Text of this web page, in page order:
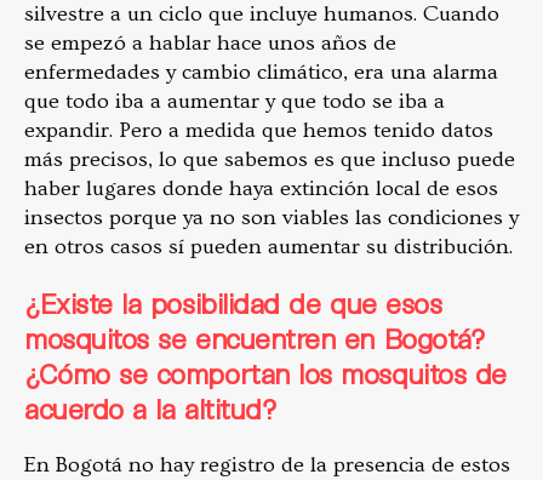
silvestre a un ciclo que incluye humanos. Cuando
se empezó a hablar hace unos años de
enfermedades y cambio climático, era una alarma
que todo iba a aumentar y que todo se iba a
expandir. Pero a medida que hemos tenido datos
más precisos, lo que sabemos es que incluso puede
haber lugares donde haya extinción local de esos
insectos porque ya no son viables las condiciones y
en otros casos sí pueden aumentar su distribución.
¿Existe la posibilidad de que esos
mosquitos se encuentren en Bogotá?
¿Cómo se comportan los mosquitos de
acuerdo a la altitud?
En Bogotá no hay registro de la presencia de estos